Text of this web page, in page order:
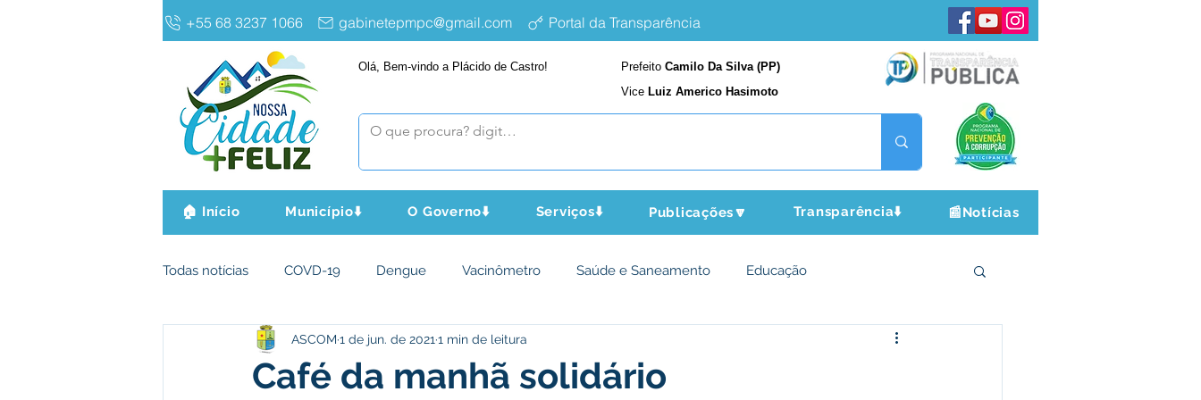
+55 68 3237 1066 gabinetepmpc@gmail.com Portal da Transparência
Olá, Bem-vindo a Plácido de Castro! Prefeito Camilo Da Silva (PP)
Vice Luiz Americo Hasimoto
🏠 Início Município⬇️ O Governo⬇️ Serviços⬇️ Publicações🔽 Transparência⬇️ 📰Notícias
Todas notícias COVD-19 Dengue Vacinômetro Saúde e Saneamento Educação
Infraestrutura e Obras Agricultura e Meio Ambiente
Café da manhã solidário
ASCOM 1 de jun. de 2021 1 min de leitura